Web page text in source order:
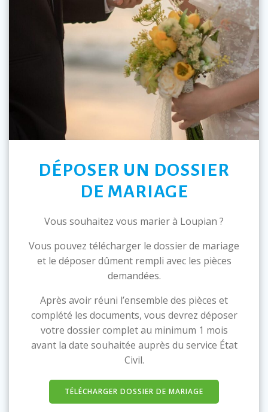
DÉPOSER UN DOSSIER
DE MARIAGE
Vous souhaitez vous marier à Loupian ?
Vous pouvez télécharger le dossier de mariage
et le déposer dûment rempli avec les pièces
demandées.
Après avoir réuni l’ensemble des pièces et
complété les documents, vous devrez déposer
votre dossier complet au minimum 1 mois
avant la date souhaitée auprès du service État
Civil.
TÉLÉCHARGER DOSSIER DE MARIAGE